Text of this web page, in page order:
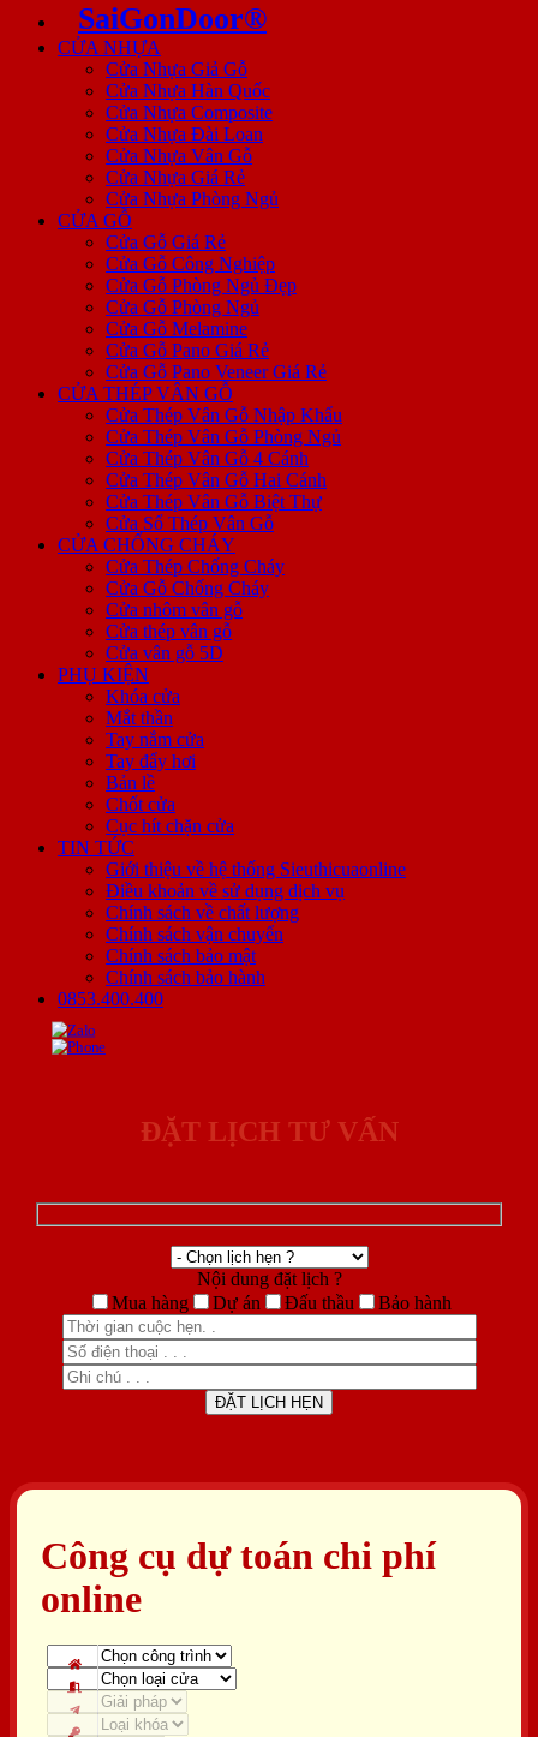
SaiGonDoor®
CỬA NHỰA
Cửa Nhựa Giả Gỗ
Cửa Nhựa Hàn Quốc
Cửa Nhựa Composite
Cửa Nhựa Đài Loan
Cửa Nhựa Vân Gỗ
Cửa Nhựa Giá Rẻ
Cửa Nhựa Phòng Ngủ
CỬA GỖ
Cửa Gỗ Giá Rẻ
Cửa Gỗ Công Nghiệp
Cửa Gỗ Phòng Ngủ Đẹp
Cửa Gỗ Phòng Ngủ
Cửa Gỗ Melamine
Cửa Gỗ Pano Giá Rẻ
Cửa Gỗ Pano Veneer Giá Rẻ
CỬA THÉP VÂN GỖ
Cửa Thép Vân Gỗ Nhập Khẩu
Cửa Thép Vân Gỗ Phòng Ngủ
Cửa Thép Vân Gỗ 4 Cánh
Cửa Thép Vân Gỗ Hai Cánh
Cửa Thép Vân Gỗ Biệt Thự
Cửa Sổ Thép Vân Gỗ
CỬA CHỐNG CHÁY
Cửa Thép Chống Cháy
Cửa Gỗ Chống Cháy
Cửa nhôm vân gỗ
Cửa thép vân gỗ
Cửa vân gỗ 5D
PHỤ KIỆN
Khóa cửa
Mắt thần
Tay nắm cửa
Tay đẩy hơi
Bản lề
Chốt cửa
Cục hít chặn cửa
TIN TỨC
Giới thiệu về hệ thống Sieuthicuaonline
Điều khoản về sử dụng dịch vụ
Chính sách về chất lượng
Chính sách vận chuyển
Chính sách bảo mật
Chính sách bảo hành
0853.400.400
ĐẶT LỊCH TƯ VẤN
Nội dung đặt lịch ?
Mua hàng
Dự án Đấu thầu Bảo hành
Công cụ dự toán chi phí
online